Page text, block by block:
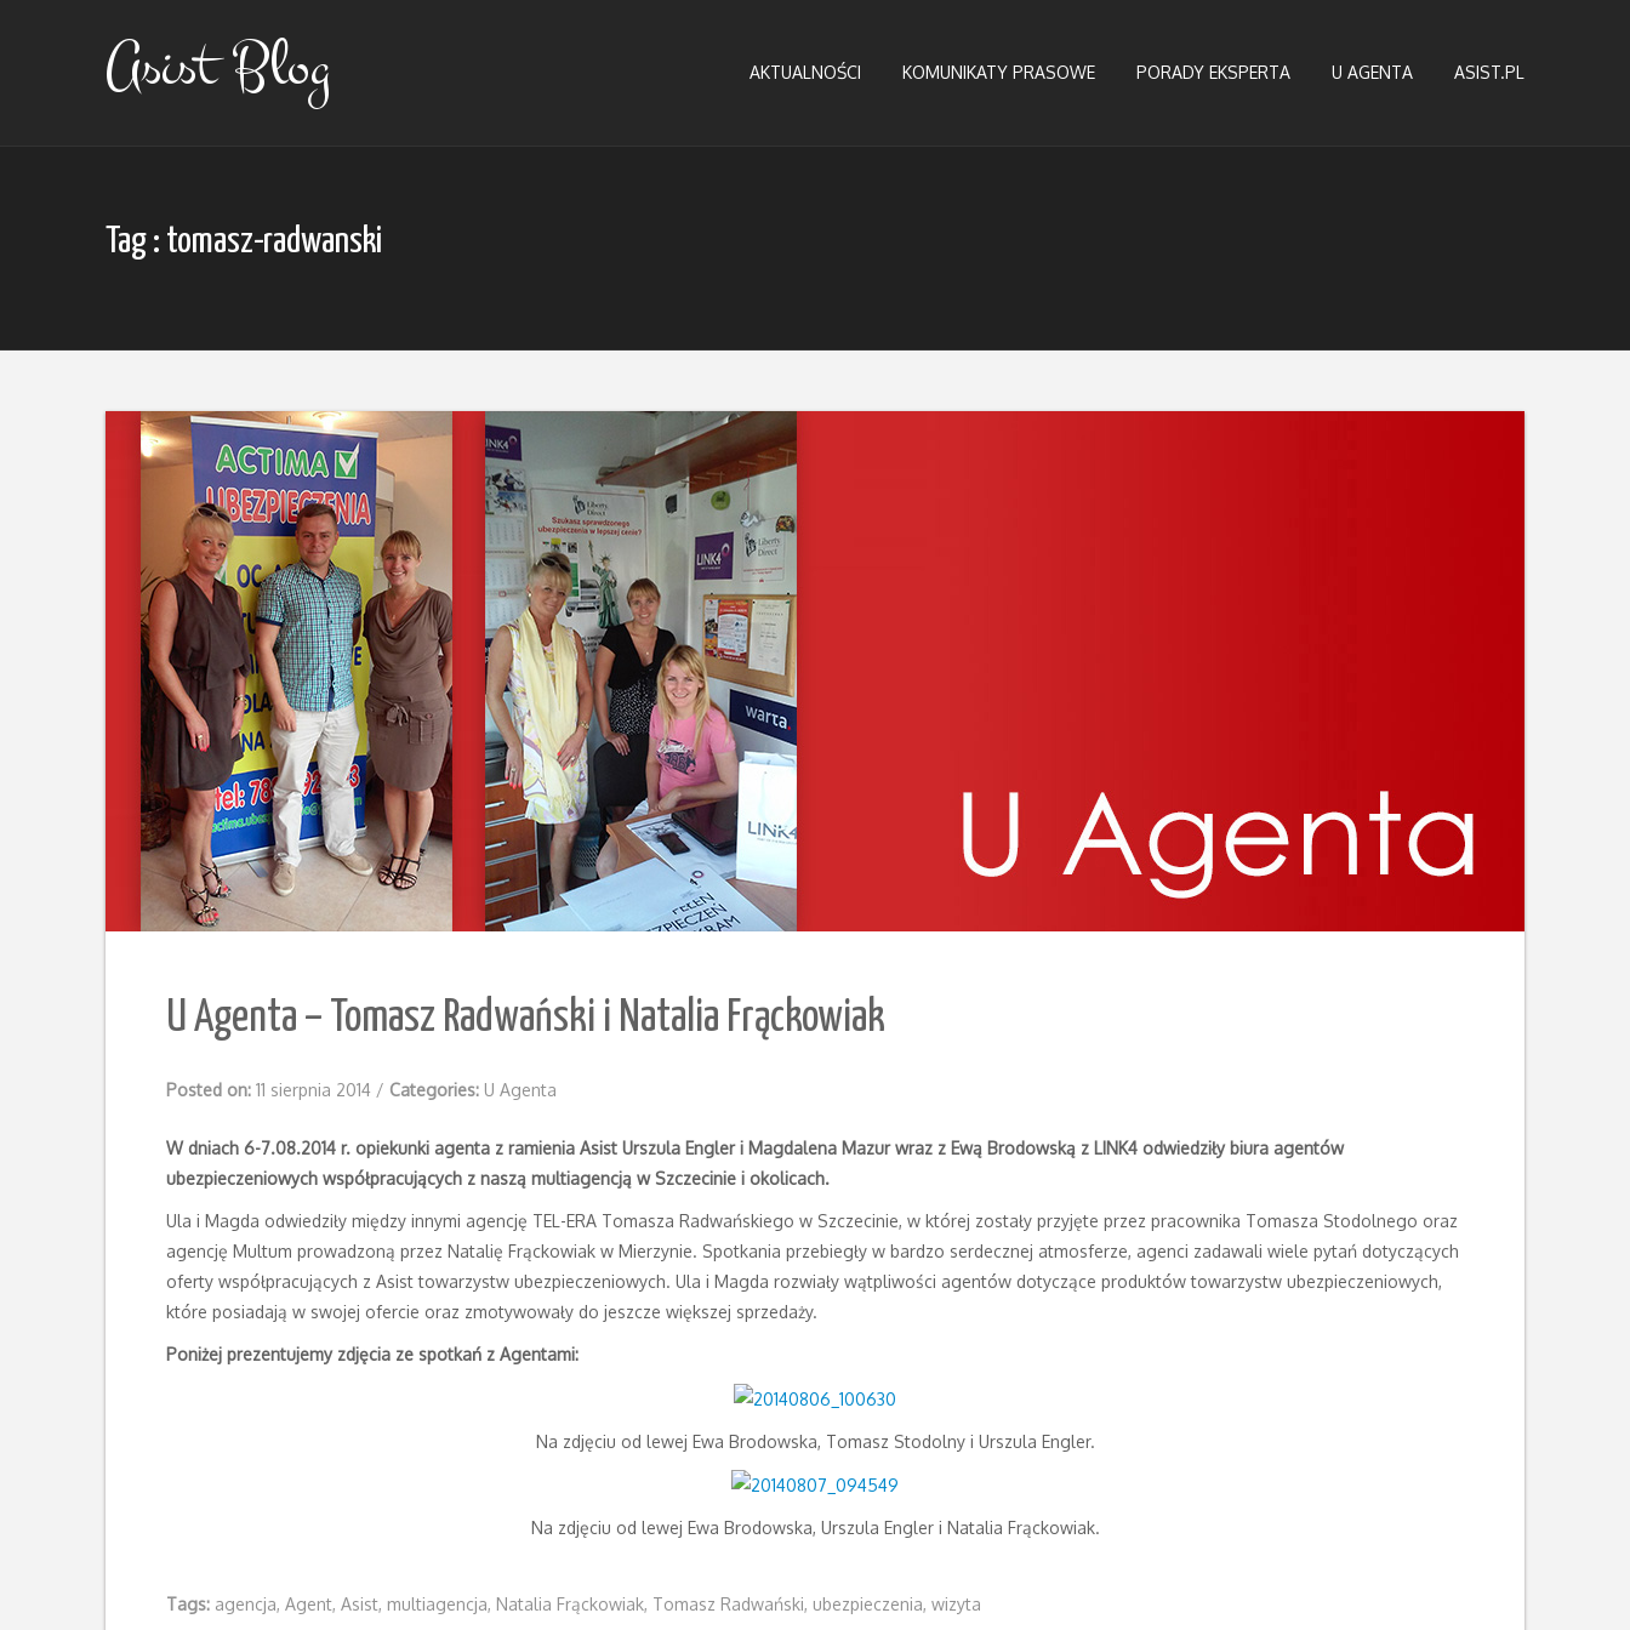
Asist Blog AKTUALNOŚCI KOMUNIKATY PRASOWE PORADY EKSPERTA U AGENTA ASIST.PL
Tag : tomasz-radwanski
U Agenta – Tomasz Radwański i Natalia Frąckowiak
Posted on: 11 sierpnia 2014 / Categories: U Agenta
W dniach 6-7.08.2014 r. opiekunki agenta z ramienia Asist Urszula Engler i Magdalena Mazur wraz z Ewą Brodowską z LINK4 odwiedziły biura agentów
ubezpieczeniowych współpracujących z naszą multiagencją w Szczecinie i okolicach.
Ula i Magda odwiedziły między innymi agencję TEL-ERA Tomasza Radwańskiego w Szczecinie, w której zostały przyjęte przez pracownika Tomasza Stodolnego oraz
agencję Multum prowadzoną przez Natalię Frąckowiak w Mierzynie. Spotkania przebiegły w bardzo serdecznej atmosferze, agenci zadawali wiele pytań dotyczących
oferty współpracujących z Asist towarzystw ubezpieczeniowych. Ula i Magda rozwiały wątpliwości agentów dotyczące produktów towarzystw ubezpieczeniowych,
które posiadają w swojej ofercie oraz zmotywowały do jeszcze większej sprzedaży.
Poniżej prezentujemy zdjęcia ze spotkań z Agentami:
Na zdjęciu od lewej Ewa Brodowska, Tomasz Stodolny i Urszula Engler.
Na zdjęciu od lewej Ewa Brodowska, Urszula Engler i Natalia Frąckowiak.
Tags: agencja, Agent, Asist, multiagencja, Natalia Frąckowiak, Tomasz Radwański, ubezpieczenia, wizyta